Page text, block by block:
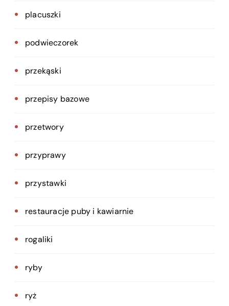
placuszki
podwieczorek
przekąski
przepisy bazowe
przetwory
przyprawy
przystawki
restauracje puby i kawiarnie
rogaliki
ryby
ryż